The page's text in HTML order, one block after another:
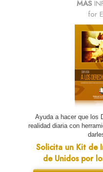
MÁS
for
Ayuda a hacer que los
realidad diaria con
Solicita un Kit de
de Unidos por